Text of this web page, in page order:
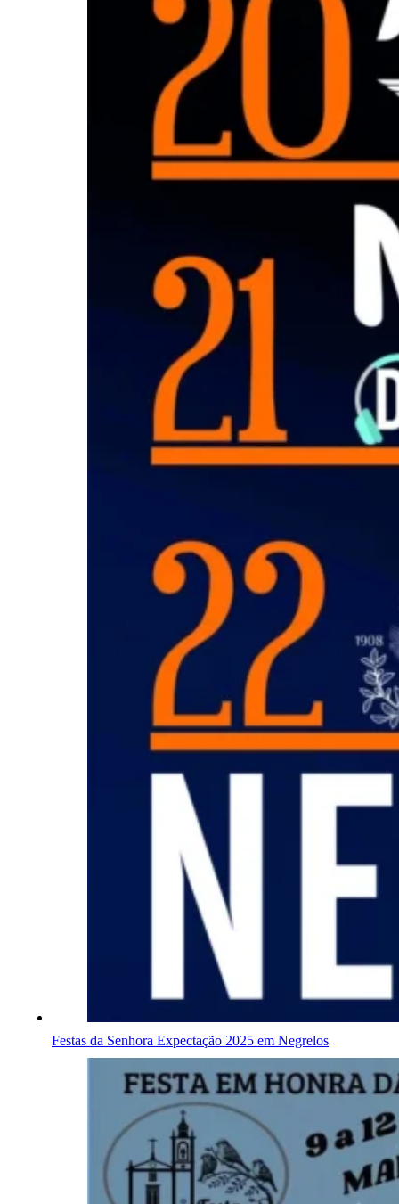
Festas da Senhora Expectação 2025 em Negrelos